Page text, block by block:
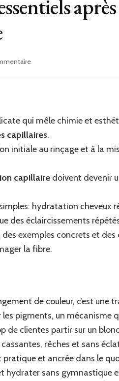
sur
risques,
les
étapes
clés
les
après
une
décoloration
capillaire
qui mêle chimie et
capillaires.
initiale au rinçage et à la
capillaire doivent devenir
hydratation cheveux
des éclaircissements
exemples concrets et
la fibre.
de couleur, c’est
pigments, un mécanisme
de clientes partir sur un
rêches et sans
et ancrée dans le
hydrater sans gymnastique